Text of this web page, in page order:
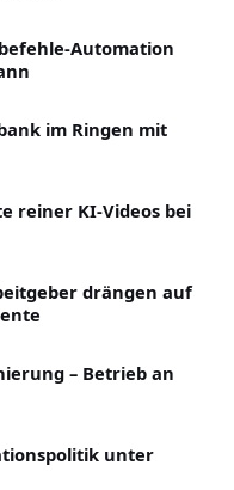
Automation
im Ringen mit
reiner KI-Videos bei
drängen auf
– Betrieb an
unter